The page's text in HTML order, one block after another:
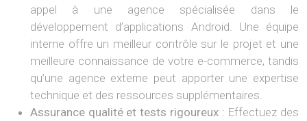
appel à une agence spécialisée dans le
développement d’applications Android. Une équipe
interne offre un meilleur contrôle sur le projet et une
meilleure connaissance de votre e-commerce, tandis
qu’une agence externe peut apporter une expertise
technique et des ressources supplémentaires.
Assurance qualité et tests rigoureux : Effectuez des